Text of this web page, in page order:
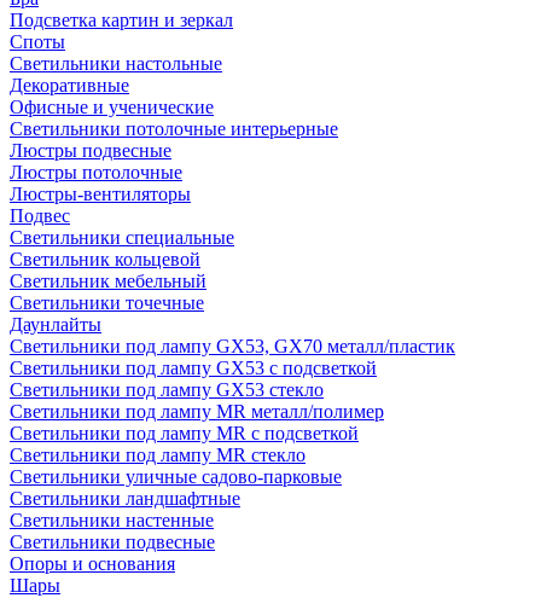
Подсветка картин и зеркал
Споты
Светильники настольные
Декоративные
Офисные и ученические
Светильники потолочные интерьерные
Люстры подвесные
Люстры потолочные
Люстры-вентиляторы
Подвес
Светильники специальные
Светильник кольцевой
Светильник мебельный
Светильники точечные
Даунлайты
Светильники под лампу GX53, GX70 металл/пластик
Светильники под лампу GX53 с подсветкой
Светильники под лампу GX53 стекло
Светильники под лампу MR металл/полимер
Светильники под лампу MR с подсветкой
Светильники под лампу MR стекло
Светильники уличные садово-парковые
Светильники ландшафтные
Светильники настенные
Светильники подвесные
Опоры и основания
Шары